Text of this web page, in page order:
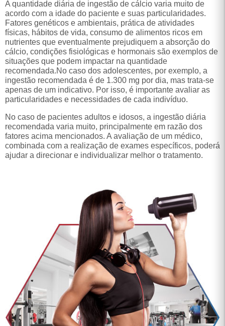
nutrientes que eventualmente prejudiquem a absorção do
cálcio, condições fisiológicas e hormonais são exemplos de
situações que podem impactar na quantidade
recomendada.No caso dos adolescentes, por exemplo, a
ingestão recomendada é de 1.300 mg por dia, mas trata-se
apenas de um indicativo. Por isso, é importante avaliar as
particularidades e necessidades de cada indivíduo.
No caso de pacientes adultos e idosos, a ingestão diária
recomendada varia muito, principalmente em razão dos
fatores acima mencionados. A avaliação de um médico,
ajudar a direcionar e individualizar melhor o tratamento.